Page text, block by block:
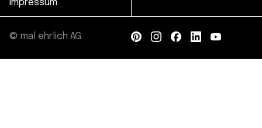
Impressum
© mal ehrlich AG